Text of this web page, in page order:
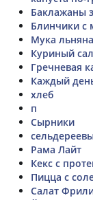
Баклажаны
Блинчики
Мука
Куриный
Гречневая
Каждый
хлеб
п
Сырники
Рама Лайт
Кекс с
Пицца с
Салат